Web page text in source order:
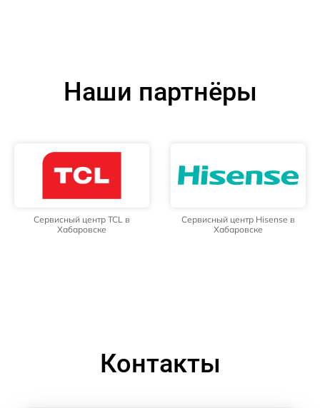
Наши партнёры
Сервисный центр TCL в
Хабаровске
Сервисный центр Hisense в
Хабаровске
Контакты